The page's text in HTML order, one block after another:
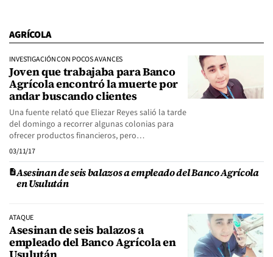
AGRÍCOLA
INVESTIGACIÓN CON POCOS AVANCES
Joven que trabajaba para Banco
Agrícola encontró la muerte por
andar buscando clientes
Una fuente relató que Eliezar Reyes salió la tarde
del domingo a recorrer algunas colonias para
ofrecer productos financieros, pero…
03/11/17
Asesinan de seis balazos a empleado del Banco Agrícola
en Usulután
ATAQUE
Asesinan de seis balazos a
empleado del Banco Agrícola en